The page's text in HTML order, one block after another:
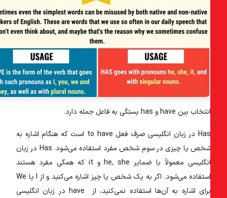
انتخاب بین have و has بستگی به فاعل جمله دارد.
صرف فعل to have است که هنگام اشاره به
یا چیزی در سوم شخص مفرد استفاده می‌شود.
Has در زبان
معمولاً با ضمایر he, she و it که همگی مفرد هستند
استفاده می‌شود. اگر به یک شخص یا چیز اشاره می‌کنید و از I یا We
اشاره به آن‌ها استفاده نمی‌کنید، ازhave در زبان انگلیسی